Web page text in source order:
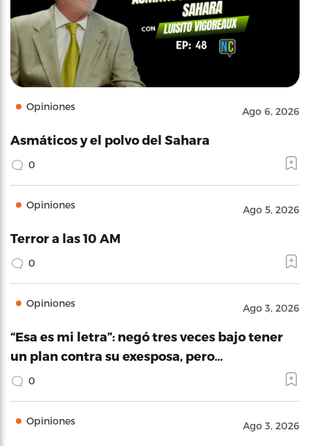
Opiniones Ago 6, 2026
Asmáticos y el polvo del Sahara
0
Opiniones Ago 5, 2026
Terror a las 10 AM
0
Opiniones Ago 3, 2026
“Esa es mi letra”: negó tres veces bajo tener
un plan contra su exesposa, pero…
0
Opiniones Ago 3, 2026